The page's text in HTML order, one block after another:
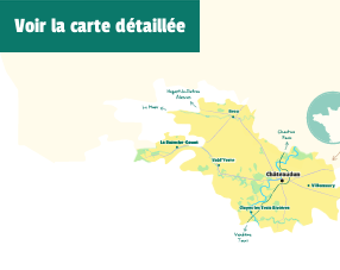
Voir la carte détaillée